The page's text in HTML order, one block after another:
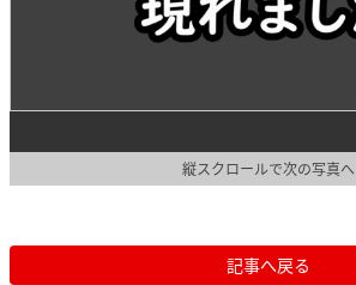
縦スクロールで次の写真へ
記事へ戻る